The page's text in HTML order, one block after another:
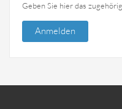
Geben Sie hier das